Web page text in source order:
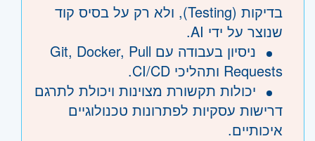
בדיקות (Testing), ולא רק על בסיס קוד
שנוצר על ידי AI.
ניסיון בעבודה עם Git, Docker, Pull
Requests ותהליכי CI/CD.
יכולות תקשורת מצוינות ויכולת לתרגם
דרישות עסקיות לפתרונות טכנולוגיים
איכותיים.